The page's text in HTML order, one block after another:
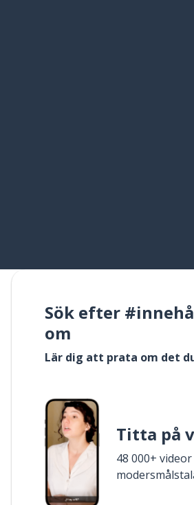
Sök efter
om
Lär dig att prata om det
Titta på
48 000+